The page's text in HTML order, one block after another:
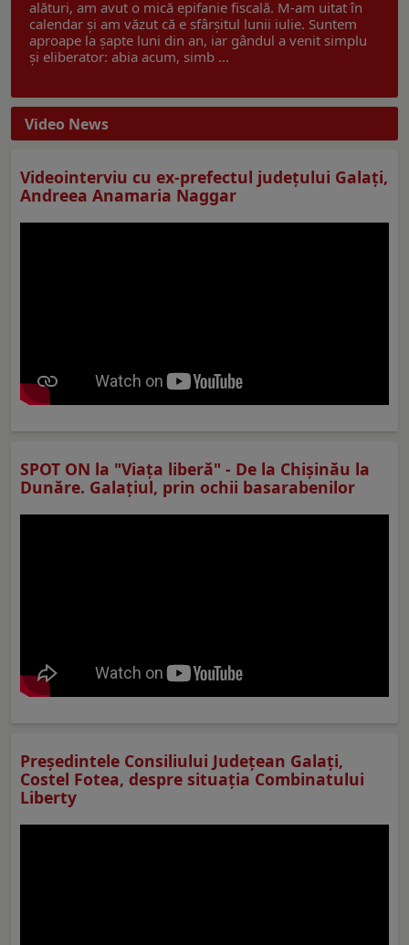
alături, am avut o mică epifanie fiscală. M-am uitat în
calendar și am văzut că e sfârșitul lunii iulie. Suntem
aproape la șapte luni din an, iar gândul a venit simplu
și eliberator: abia acum, simb ...
Video News
Videointerviu cu ex-prefectul judeţului Galaţi,
Andreea Anamaria Naggar
SPOT ON la "Viaţa liberă" - De la Chișinău la
Dunăre. Galațiul, prin ochii basarabenilor
Preşedintele Consiliului Judeţean Galaţi,
Costel Fotea, despre situaţia Combinatului
Liberty